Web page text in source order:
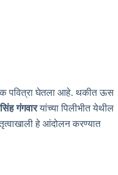
पवित्रा घेतला आहे. थकीत ऊस
गंगवारयांच्या पिलीभीत येथील
हे आंदोलन करण्यात